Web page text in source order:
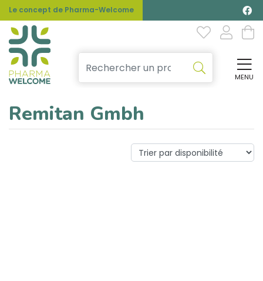
Le concept de Pharma-Welcome
MENU
Remitan Gmbh